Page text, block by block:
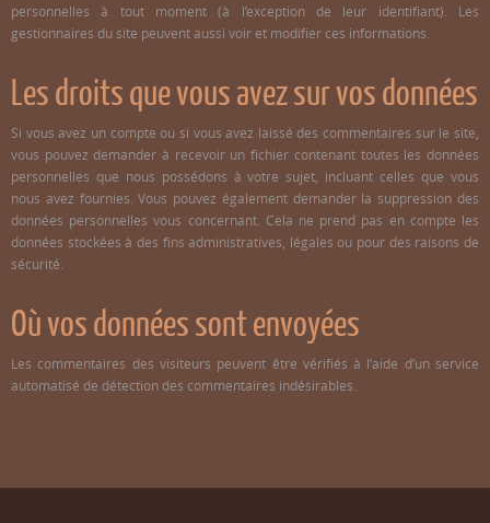
personnelles à tout moment (à l’exception de leur identifiant). Les
gestionnaires du site peuvent aussi voir et modifier ces informations.
Les droits que vous avez sur vos données
Si vous avez un compte ou si vous avez laissé des commentaires sur le site,
vous pouvez demander à recevoir un fichier contenant toutes les données
personnelles que nous possédons à votre sujet, incluant celles que vous
nous avez fournies. Vous pouvez également demander la suppression des
données personnelles vous concernant. Cela ne prend pas en compte les
données stockées à des fins administratives, légales ou pour des raisons de
sécurité.
Où vos données sont envoyées
Les commentaires des visiteurs peuvent être vérifiés à l’aide d’un service
automatisé de détection des commentaires indésirables.